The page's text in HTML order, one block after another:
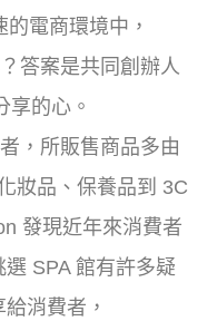
電商環境中，
答案是共同創辦人
享的心。
，所販售商品多由
妝品、保養品到 3C
發現近年來消費者
SPA 館有許多疑
消費者，